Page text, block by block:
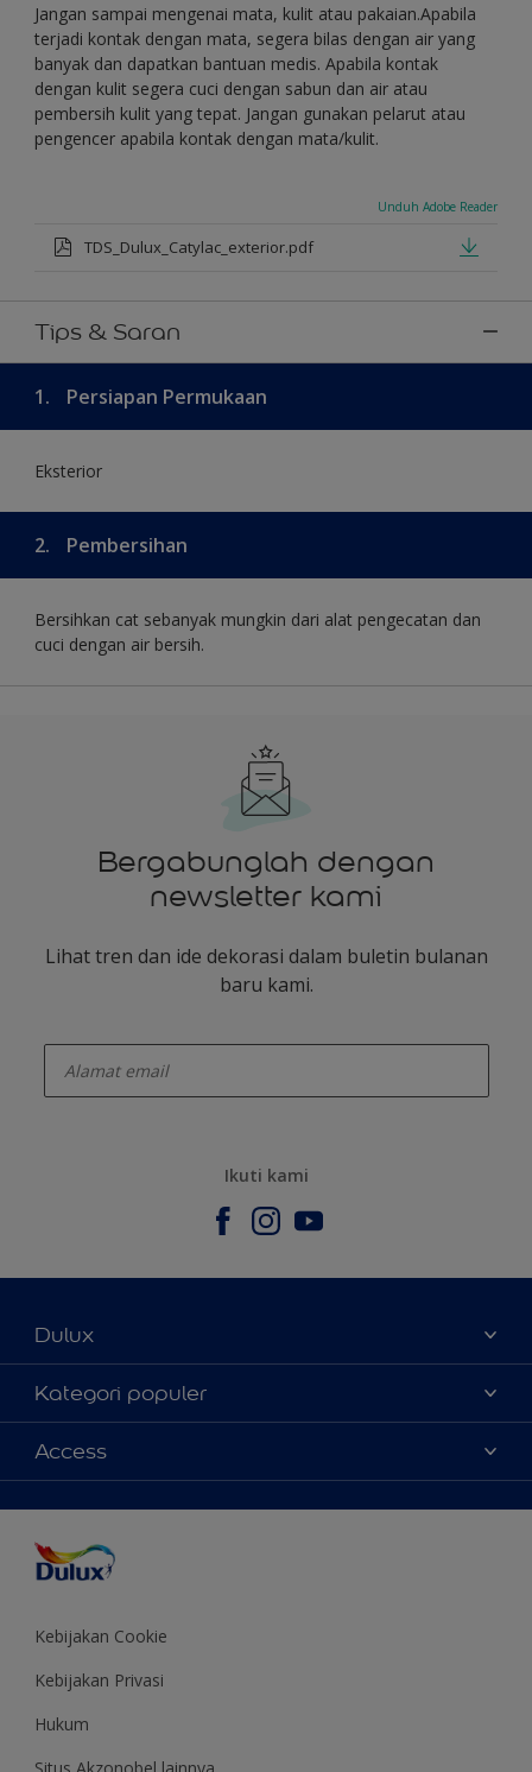
Jangan sampai mengenai mata, kulit atau pakaian.Apabila
terjadi kontak dengan mata, segera bilas dengan air yang
banyak dan dapatkan bantuan medis. Apabila kontak
dengan kulit segera cuci dengan sabun dan air atau
pembersih kulit yang tepat. Jangan gunakan pelarut atau
pengencer apabila kontak dengan mata/kulit.
Unduh Adobe Reader
TDS_Dulux_Catylac_exterior.pdf
Tips & Saran
1. Persiapan Permukaan
Eksterior
2. Pembersihan
Bersihkan cat sebanyak mungkin dari alat pengecatan dan
cuci dengan air bersih.
Bergabunglah dengan
newsletter kami
Lihat tren dan ide dekorasi dalam buletin bulanan
baru kami.
Ikuti kami
Dulux
Tentang Kami
Contact us
Temukan toko
Kategori populer
Warna
Produk
Inspirasi
Saran Mendekorasi
Colour of the Year
Access
Kebijakan Cookie
Kebijakan Privasi
Hukum
Situs Akzonobel lainnya